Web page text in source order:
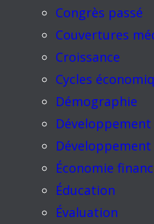
Congrès passé
Couvertures
Croissance
Cycles
Démographie
Économie
Éducation
Évaluation